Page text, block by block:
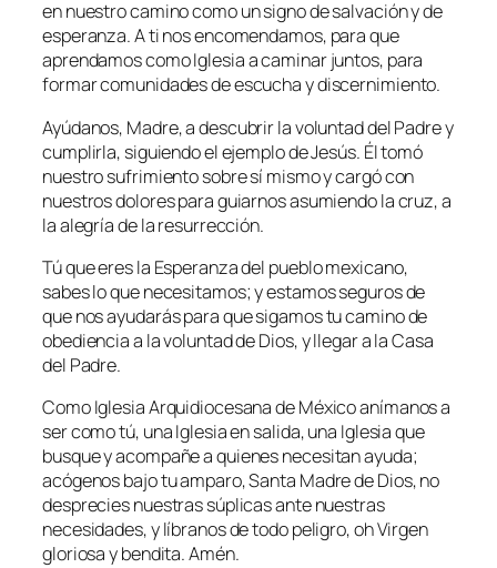
en nuestro camino como un signo de salvación y de
esperanza. A ti nos encomendamos, para que
aprendamos como Iglesia a caminar juntos, para
formar comunidades de escucha y discernimiento.
Ayúdanos, Madre, a descubrir la voluntad del Padre y
cumplirla, siguiendo el ejemplo de Jesús. Él tomó
nuestro sufrimiento sobre sí mismo y cargó con
nuestros dolores para guiarnos asumiendo la cruz, a
la alegría de la resurrección.
Tú que eres la Esperanza del pueblo mexicano,
sabes lo que necesitamos; y estamos seguros de
que nos ayudarás para que sigamos tu camino de
obediencia a la voluntad de Dios, y llegar a la Casa
del Padre.
Como Iglesia Arquidiocesana de México anímanos a
ser como tú, una Iglesia en salida, una Iglesia que
busque y acompañe a quienes necesitan ayuda;
acógenos bajo tu amparo, Santa Madre de Dios, no
desprecies nuestras súplicas ante nuestras
necesidades, y líbranos de todo peligro, oh Virgen
gloriosa y bendita. Amén.